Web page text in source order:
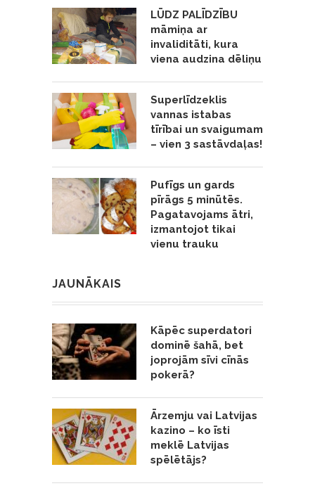
LŪDZ PALĪDZĪBU
māmiņa ar
invaliditāti, kura
viena audzina dēliņu
Superlīdzeklis
vannas istabas
tīrībai un svaigumam
– vien 3 sastāvdaļas!
Pufīgs un gards
pīrāgs 5 minūtēs.
Pagatavojams ātri,
izmantojot tikai
vienu trauku
JAUNĀKAIS
Kāpēc superdatori
dominē šahā, bet
joprojām sīvi cīnās
pokerā?
Ārzemju vai Latvijas
kazino – ko īsti
meklē Latvijas
spēlētājs?